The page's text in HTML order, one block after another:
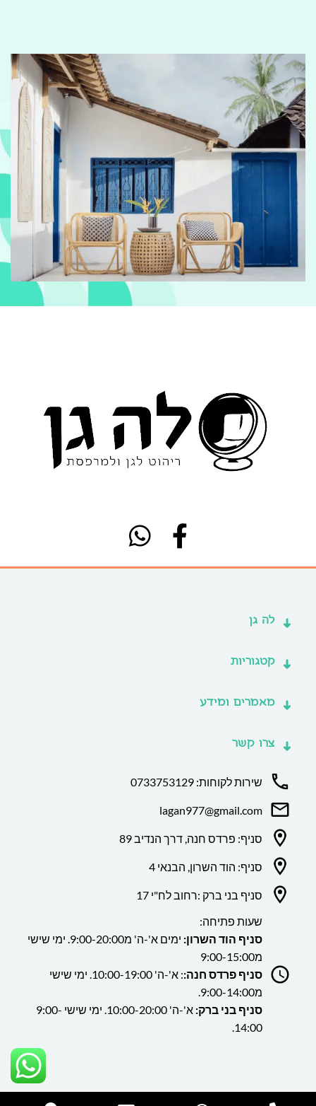
לה גן
קטגוריות
מאמרים ומידע
צרו קשר
שירות לקוחות: 0733753129
lagan977@gmail.com
סניף: פרדס חנה, דרך הנדיב 89
סניף: הוד השרון, הבנאי 4
סניף בני ברק :רחוב לח"י 17
שעות פתיחה:
סניף הוד השרון:
ימים א'-ה' מ9:00-20:00. ימי שישי
מ9:00-15:00
סניף פרדס חנה:
: א'-ה' 10:00-19:00. ימי שישי
מ9:00-14:00.
סניף בני ברק:
א'-ה' 10:00-20:00. ימי שישי 9:00-
14:00.